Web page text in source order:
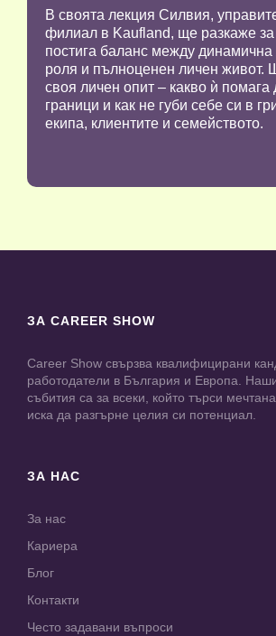
В своята лекция Силвия,
филиал в Kaufland, ще разкаже за
постига баланс между динамична
роля и пълноценен личен живот.
своя личен опит – какво ѝ помага
граници и как не губи себе си в
екипа, клиентите и семейството.
ЗА CAREER SHOW
Career Show свързва квалифицирани
работодатели в България и Европа.
събития са за всеки, който търси
иска да разгърне целия си потенциал.
ЗА НАС
За нас
Кариера
Блог
Контакти
Често задавани въпроси